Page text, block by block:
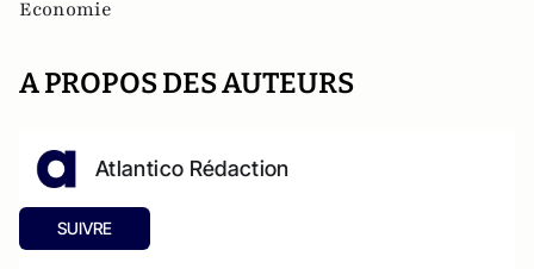
Economie
A PROPOS DES AUTEURS
Atlantico Rédaction
SUIVRE